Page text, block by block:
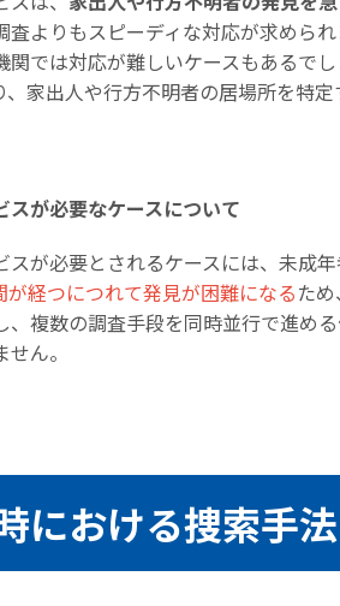
査よりもスピーディな対応が求めら
関では対応が難しいケースもあるで
、家出人や行方不明者の居場所を特
スが必要なケースについて
スが必要とされるケースには、未成
が経つにつれて発見が困難になるた
、複数の調査手段を同時並行で進め
ん。
における捜索手法